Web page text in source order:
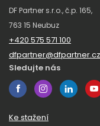
DF Partner s.r.o., č.p. 165,
763 15 Neubuz
+420 575 571 100
dfpartner@dfpartner.cz
Sledujte nás
Ke stažení